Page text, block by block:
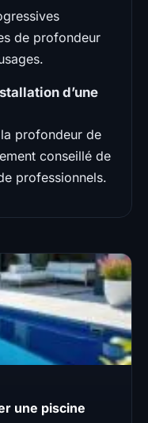
de profondeur
d’une
profondeur de
conseillé de
professionnels.
une piscine